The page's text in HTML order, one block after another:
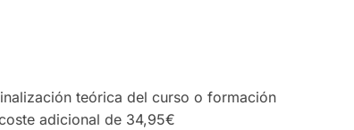
teórica del curso o formación
adicional de 34,95€